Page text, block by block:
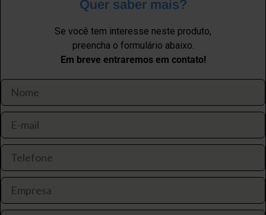
Quer saber mais?
Se você tem interesse neste produto,
preencha o formulário abaixo.
Em breve entraremos em contato!